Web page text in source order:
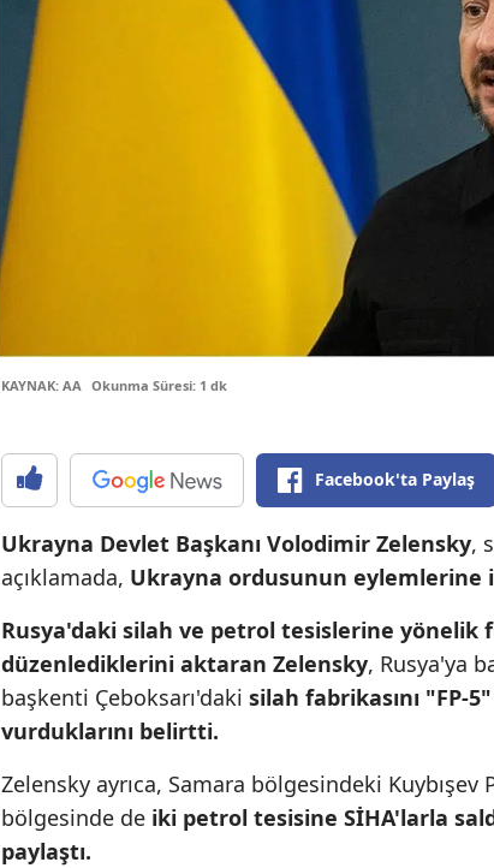
Çorum
Denizli
Hakkari
Hatay
Mersin
KAYNAK: AA Okunma Süresi: 1 dk
Facebook'ta Paylaş
Ukrayna Devlet Başkanı Volodimir Zelensky,
açıklamada, Ukrayna ordusunun eylemlerine
Rusya'daki silah ve petrol tesislerine yönelik
düzenlediklerini aktaran Zelensky, Rusya'ya
başkenti Çeboksarı'daki silah fabrikasını "FP-
vurduklarını belirtti.
Zelensky ayrıca, Samara bölgesindeki
bölgesinde de iki petrol tesisine SİHA'larla
paylaştı.